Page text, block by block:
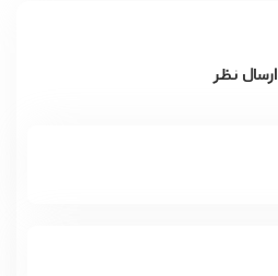
ارسال نظر